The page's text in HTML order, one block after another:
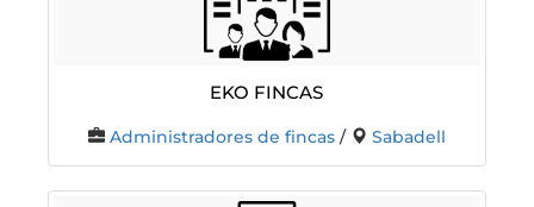
EKO FINCAS
Administradores de fincas/ Sabadell